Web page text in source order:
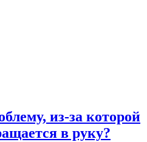
из-за которой
в руку?